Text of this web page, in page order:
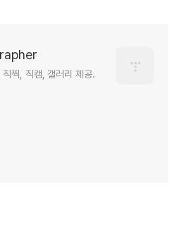
찍, 직캠, 갤러리 제공.